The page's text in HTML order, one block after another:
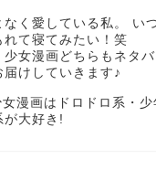
なく愛している私。 い
れて寝てみたい！笑
少女漫画どちらもネタ
届けしていきます♪
女漫画はドロドロ系・少
が大好き!